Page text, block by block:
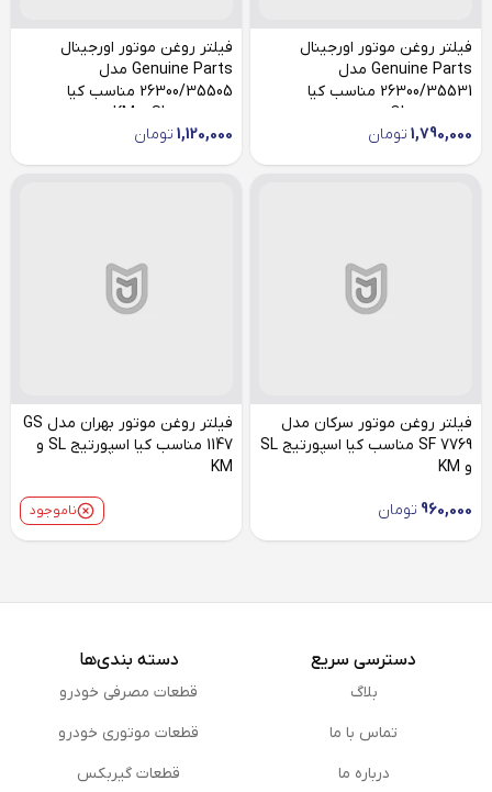
فیلتر روغن موتور اورجینال
Genuine Parts مدل
26300/35531 مناسب کیا
1,790,000 تومان
فیلتر روغن موتور اورجینال
Genuine Parts مدل
26300/35505 مناسب کیا
1,120,000 تومان
فیلتر روغن موتور سرکان مدل
SF 7769 مناسب کیا اسپورتیج SL
و KM
960,000 تومان
فیلتر روغن موتور بهران مدل GS
1147 مناسب کیا اسپورتیج SL و
KM
ناموجود
دسترسی سریع
بلاگ
تماس با ما
درباره ما
دسته بندی‌ها
قطعات مصرفی خودرو
قطعات موتوری خودرو
قطعات گیربکس